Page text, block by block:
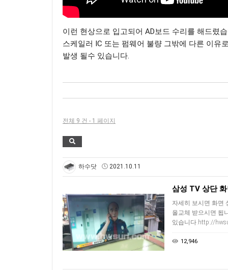
이런 현상으로 입고되어 AD보드 수리를 해드렸
스케일러 IC 또는 펌웨어 불량 그밖에 다른 이유
발생 될수 있습니다.
전체 9 건 - 1 페이지
하수닷 2021.10.11
삼성 TV 상단
자세히 보시면 화면
올교체 받으시면 됩
있습니다.http://
12,946